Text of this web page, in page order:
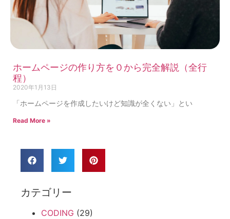
ホームページの作り方を０から完全解説（全行
程）
2020年1月13日
「ホームページを作成したいけど知識が全くない」とい
Read More »
カテゴリー
CODING (29)